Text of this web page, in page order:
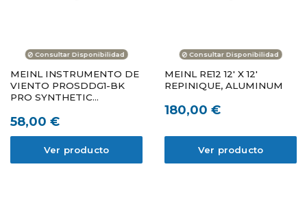
Consultar Disponibilidad
MEINL INSTRUMENTO DE
VIENTO PROSDDG1-BK
PRO SYNTHETIC
58,00 €
Ver producto
Consultar Disponibilidad
MEINL RE12 12' X 12'
REPINIQUE, ALUMINUM
180,00 €
Ver producto